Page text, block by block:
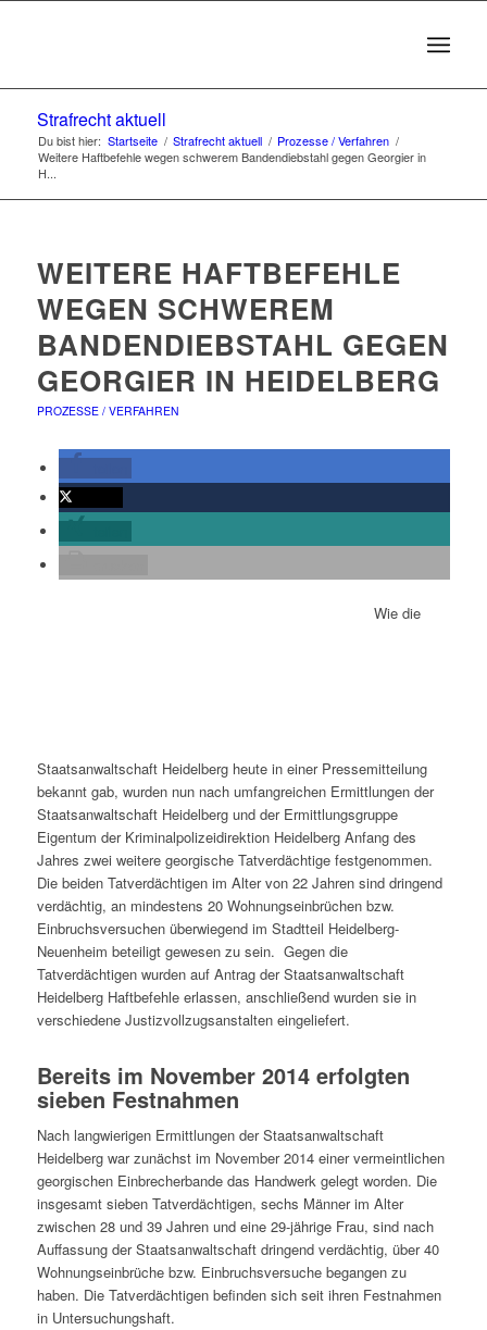
Strafrecht aktuell
Du bist hier: Startseite / Strafrecht aktuell / Prozesse / Verfahren /
Weitere Haftbefehle wegen schwerem Bandendiebstahl gegen Georgier in
H...
WEITERE HAFTBEFEHLE
WEGEN SCHWEREM
BANDENDIEBSTAHL GEGEN
GEORGIER IN HEIDELBERG
PROZESSE / VERFAHREN
Wie die
Staatsanwaltschaft Heidelberg heute in einer Pressemitteilung
bekannt gab, wurden nun nach umfangreichen Ermittlungen der
Staatsanwaltschaft Heidelberg und der Ermittlungsgruppe
Eigentum der Kriminalpolizeidirektion Heidelberg Anfang des
Jahres zwei weitere georgische Tatverdächtige festgenommen.
Die beiden Tatverdächtigen im Alter von 22 Jahren sind dringend
verdächtig, an mindestens 20 Wohnungseinbrüchen bzw.
Einbruchsversuchen überwiegend im Stadtteil Heidelberg-
Neuenheim beteiligt gewesen zu sein. Gegen die
Tatverdächtigen wurden auf Antrag der Staatsanwaltschaft
Heidelberg Haftbefehle erlassen, anschließend wurden sie in
verschiedene Justizvollzugsanstalten eingeliefert.
Bereits im November 2014 erfolgten
sieben Festnahmen
Nach langwierigen Ermittlungen der Staatsanwaltschaft
Heidelberg war zunächst im November 2014 einer vermeintlichen
georgischen Einbrecherbande das Handwerk gelegt worden. Die
insgesamt sieben Tatverdächtigen, sechs Männer im Alter
zwischen 28 und 39 Jahren und eine 29-jährige Frau, sind nach
Auffassung der Staatsanwaltschaft dringend verdächtig, über 40
Wohnungseinbrüche bzw. Einbruchsversuche begangen zu
haben. Die Tatverdächtigen befinden sich seit ihren Festnahmen
in Untersuchungshaft.